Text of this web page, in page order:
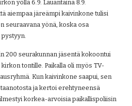
yöllä 6.9. Lauantaina 8.9.
aiempaa järeämpi kaivinkone tulisi
seuraavana yönä, koska osa
pystyyn.
200 seurakunnan jäsentä kokoontui
tontille. Paikalla oli myös TV-
Kun kaivinkone saapui, sen
ja kertoi erehtyneensä
korkea-arvoisia paikallispoliisin